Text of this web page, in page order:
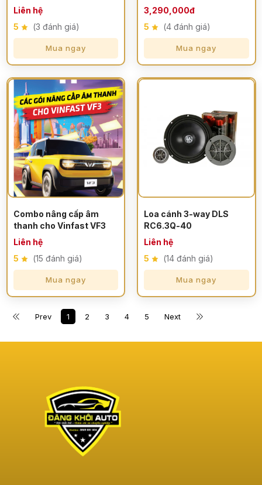
Liên hệ
5
(3 đánh giá)
Mua ngay
THÔNG TIN
3,290,000đ
5
(4 đánh giá)
Mua ngay
Combo nâng cấp âm
thanh cho Vinfast VF3
Liên hệ
5
(15 đánh giá)
Mua ngay
Loa cánh 3-way DLS
RC6.3Q-40
Liên hệ
5
(14 đánh giá)
Mua ngay
Prev 1 2 3 4 5 Next